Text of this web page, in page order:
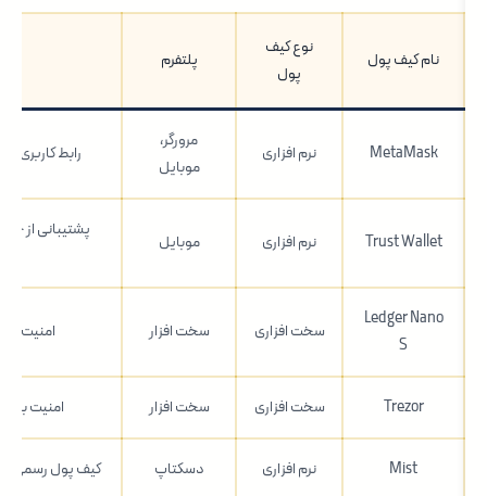
نام کیف پول
نوع کیف
پول
پلتفرم
MetaMask نرم افزاری
مرورگر،
موبایل
رابط کاربری
Trust Wallet نرم افزاری موبایل
پشتیبانی از
Ledger Nano
S
سخت افزاری سخت افزار امنیت
Trezor سخت افزاری سخت افزار امنیت
Mist نرم افزاری دسکتاپ کیف پول رسمی